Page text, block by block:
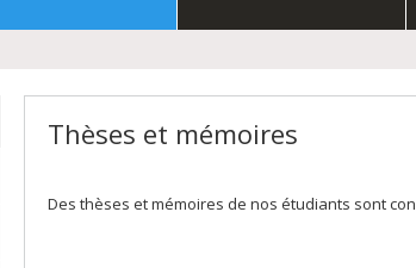
Thèses et mémoires
Des thèses et mémoires de nos étudiants sont